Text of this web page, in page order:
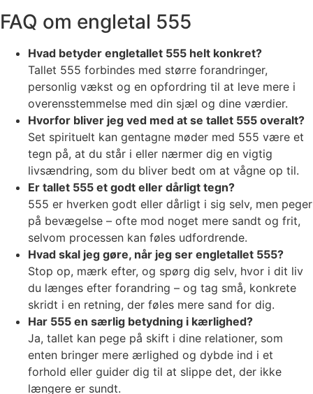
FAQ om engletal 555
Hvad betyder engletallet 555 helt konkret?
Tallet 555 forbindes med større forandringer,
personlig vækst og en opfordring til at leve mere i
overensstemmelse med din sjæl og dine værdier.
Hvorfor bliver jeg ved med at se tallet 555 overalt?
Set spirituelt kan gentagne møder med 555 være et
tegn på, at du står i eller nærmer dig en vigtig
livsændring, som du bliver bedt om at vågne op til.
Er tallet 555 et godt eller dårligt tegn?
555 er hverken godt eller dårligt i sig selv, men peger
på bevægelse – ofte mod noget mere sandt og frit,
selvom processen kan føles udfordrende.
Hvad skal jeg gøre, når jeg ser engletallet 555?
Stop op, mærk efter, og spørg dig selv, hvor i dit liv
du længes efter forandring – og tag små, konkrete
skridt i en retning, der føles mere sand for dig.
Har 555 en særlig betydning i kærlighed?
Ja, tallet kan pege på skift i dine relationer, som
enten bringer mere ærlighed og dybde ind i et
forhold eller guider dig til at slippe det, der ikke
længere er sundt.